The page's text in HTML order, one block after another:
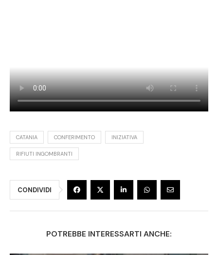
CATANIA CONFERIMENTO INIZIATIVA
RIFIUTI INGOMBRANTI
CONDIVIDI
POTREBBE INTERESSARTI ANCHE: